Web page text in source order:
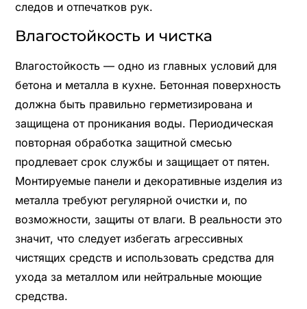
следов и отпечатков рук.
Влагостойкость и чистка
Влагостойкость — одно из главных условий для
бетона и металла в кухне. Бетонная поверхность
должна быть правильно герметизирована и
защищена от проникания воды. Периодическая
повторная обработка защитной смесью
продлевает срок службы и защищает от пятен.
Монтируемые панели и декоративные изделия из
металла требуют регулярной очистки и, по
возможности, защиты от влаги. В реальности это
значит, что следует избегать агрессивных
чистящих средств и использовать средства для
ухода за металлом или нейтральные моющие
средства.